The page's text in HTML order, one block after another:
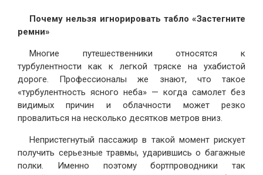
Почему нельзя игнорировать табло «Застегните
ремни»
Многие путешественники относятся к
турбулентности как к легкой тряске на ухабистой
дороге. Профессионалы же знают, что такое
«турбулентность ясного неба» — когда самолет без
видимых причин и облачности может резко
провалиться на несколько десятков метров вниз.
Непристегнутый пассажир в такой момент рискует
получить серьезные травмы, ударившись о багажные
полки. Именно поэтому бортпроводники так